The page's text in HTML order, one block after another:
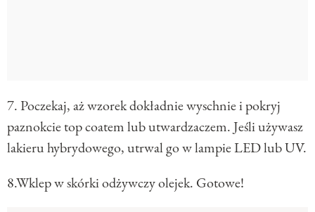
7. Poczekaj, aż wzorek dokładnie wyschnie i pokryj
paznokcie top coatem lub utwardzaczem. Jeśli używasz
lakieru hybrydowego, utrwal go w lampie LED lub UV.
8.Wklep w skórki odżywczy olejek. Gotowe!